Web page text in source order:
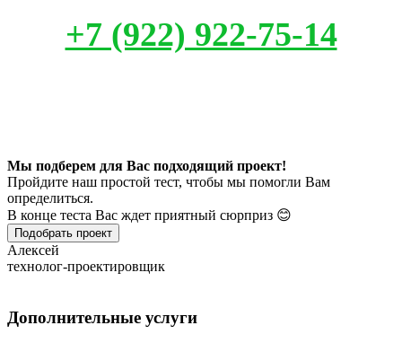
+7 (922) 922-75-14
Мы подберем для Вас подходящий проект!
Пройдите наш простой тест, чтобы мы помогли Вам
определиться.
В конце теста Вас ждет приятный сюрприз 😊
Подобрать проект
Алексей
технолог-проектировщик
Дополнительные услуги